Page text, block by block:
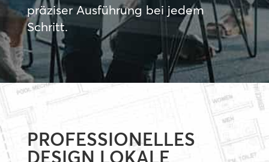
präziser Ausführung bei jedem
Schritt.
PROFESSIONELLES
DESIGN LOKALE